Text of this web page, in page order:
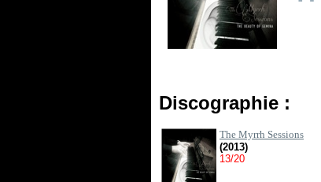
Discographie :
The Myrrh Sessions
(2013)
13/20